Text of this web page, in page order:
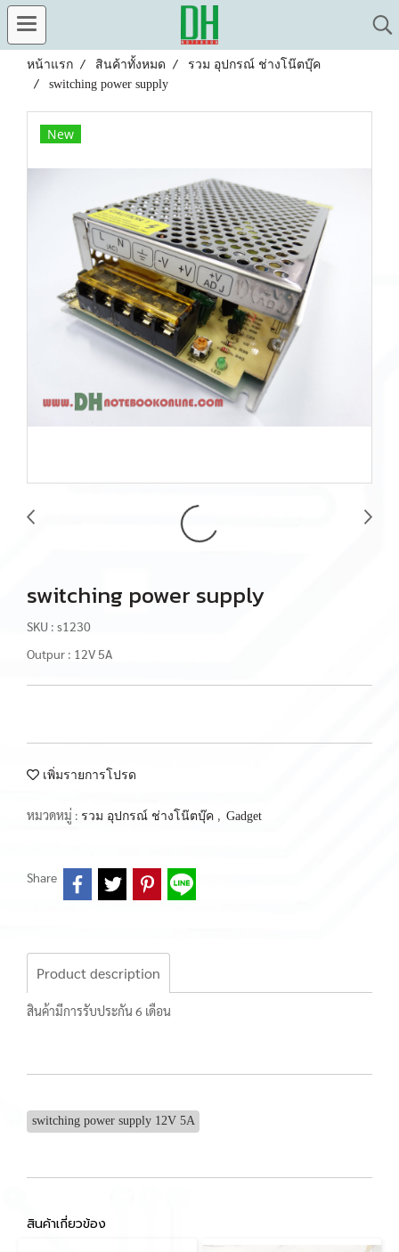
หน้าแรก สินค้าทั้งหมด
รวม อุปกรณ์ ช่างโน๊ตบุ๊ค
switching power supply
New
switching power supply
SKU : s1230
Outpur : 12V 5A
เพิ่มรายการโปรด
หมวดหมู่ : รวม อุปกรณ์ ช่างโน๊ตบุ๊ค , Gadget
Share
Product description
สินค้ามีการรับประกัน 6 เดือน
switching power supply 12V 5A
สินค้าเกี่ยวข้อง